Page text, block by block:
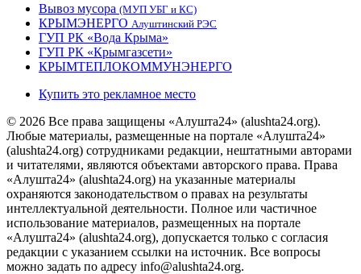
Вывоз мусора (МУП УБГ и КС)
КРЫМЭНЕРГО Алуштинский РЭС
ГУП РК «Вода Крыма»
ГУП РК «Крымгазсети»
КРЫМТЕПЛОКОММУНЭНЕРГО
Купить это рекламное место
© 2026 Все права защищены «Алушта24» (alushta24.org).
Любые материалы, размещенные на портале «Алушта24»
(alushta24.org) сотрудниками редакции, нештатными авторами
и читателями, являются объектами авторского права. Права
«Алушта24» (alushta24.org) на указанные материалы
охраняются законодательством о правах на результаты
интеллектуальной деятельности. Полное или частичное
использование материалов, размещенных на портале
«Алушта24» (alushta24.org), допускается только с согласия
редакции с указанием ссылки на источник. Все вопросы
можно задать по адресу info@alushta24.org.